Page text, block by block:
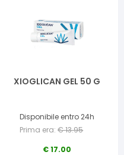
XIOGLICAN GEL 50 G
Disponibile entro 24h
Prima era: €13.95
€17.00